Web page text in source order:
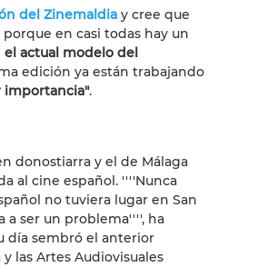
del Zinemaldia y cree que
en casi todas hay un
el actual modelo del
edición ya están trabajando
importancia".
donostiarra y el de Málaga
al cine español. ''''Nunca
no tuviera lugar en San
a ser un problema'''', ha
día sembró el anterior
las Artes Audiovisuales